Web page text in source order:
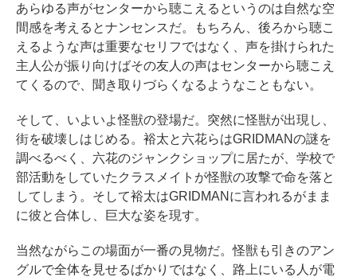
あらゆる声がセンターから聴こえるというのは自然な空
間感を考えるとナンセンスだ。もちろん、後ろから聴こ
えるような声は重要なセリフではなく、声を掛けられた
主人公が振り向けばその友人の声はセンターから聴こえ
てくるので、聞き取りづらくなるようなこともない。
そして、いよいよ怪獣の登場だ。突然に怪獣が出現し、
街を破壊しはじめる。裕太と六花らはGRIDMANの謎を
調べるべく、六花のジャンクショップに居たが、学校で
部活動をしていたクラスメイトが怪獣の攻撃で命を落と
してしまう。そして裕太はGRIDMANに言われるがまま
に彼と合体し、巨大な姿を現す。
当然ながらこの場面が一番の見物だ。怪獣も引きのアン
グルで全体を見せるばかりではなく、路上にいる人が電